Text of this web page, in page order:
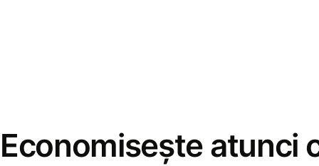
Economisește atunci